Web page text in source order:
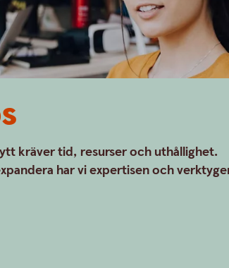
kräver tid, resurser och uthållighet.
har vi expertisen och